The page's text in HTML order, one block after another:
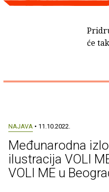
će
NAJAVA • 11.10.2022.
Međunarodna
ilustracija VOLI
VOLI ME u